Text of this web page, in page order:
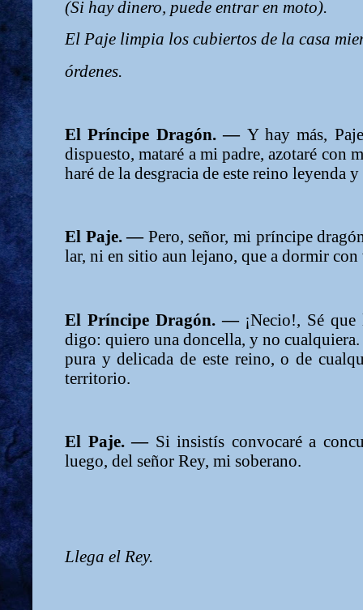
(Si hay dinero, puede entrar en moto).
El Paje limpia los cubiertos de la casa
órdenes.
El Príncipe Dragón. — Y hay más,
dispuesto, mataré a mi padre, azotaré con
haré de la desgracia de este reino leyenda
El Paje. — Pero, señor, mi príncipe
lar, ni en sitio aun lejano, que a dormir con
El Príncipe Dragón. — ¡Necio!, Sé
digo: quiero una doncella, y no
pura y delicada de este reino, o de
territorio.
El Paje. — Si insistís convocaré a
luego, del señor Rey, mi soberano.
Llega el Rey.